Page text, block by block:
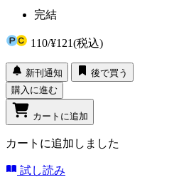
完結
110/¥121(税込)
新刊通知
後で買う
購入に進む
カートに追加
カートに追加しました
試し読み